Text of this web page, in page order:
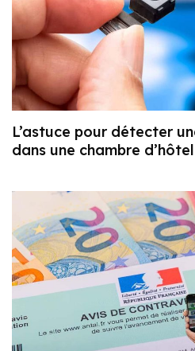
L’astuce pour détecter
dans une chambre